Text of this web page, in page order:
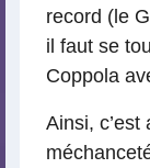
record (le
il faut se
Coppola
Ainsi, c’est